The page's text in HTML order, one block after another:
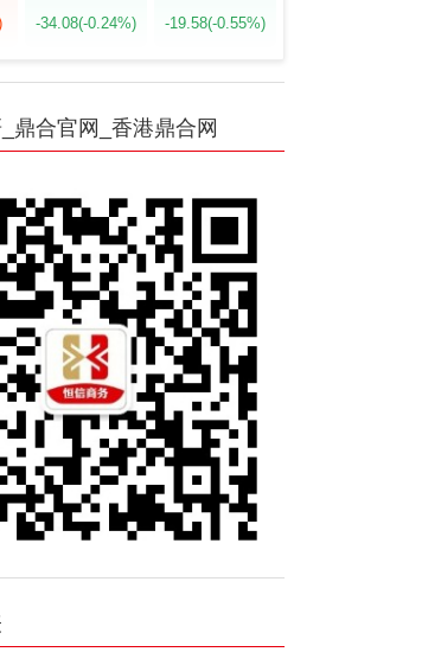
-34.08(-0.24%) -19.58(-0.55%)
鼎合官网_香港鼎合网